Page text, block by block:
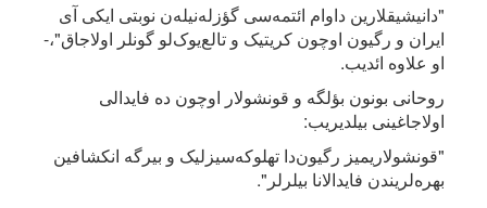
"دانیشیقلارین داوام ائتمه‌سی گؤزله‌نیله‌ن نوبتی ایکی آی
ایران و رگیون اوچون کریتیک و تالع‌یوک‌لو گونلر اولاجاق"،-
او علاوه ائدیب.
روحانی بونون بؤلگه و قونشولار اوچون ده فایدالی
اولاجاغینی بیلدیریب:
"قونشولاریمیز رگیون‌دا تهلوکه‌سیزلیک و بیرگه انکشافین
بهره‌لریندن فایدالانا بیلرلر".